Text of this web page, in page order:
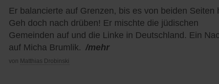
Er balancierte auf Grenzen, bis es von beiden Seiten
Geh doch nach drüben! Er mischte die jüdischen
Gemeinden auf und die Linke in Deutschland. Ein
auf Micha Brumlik. /mehr
von Matthias Drobinski